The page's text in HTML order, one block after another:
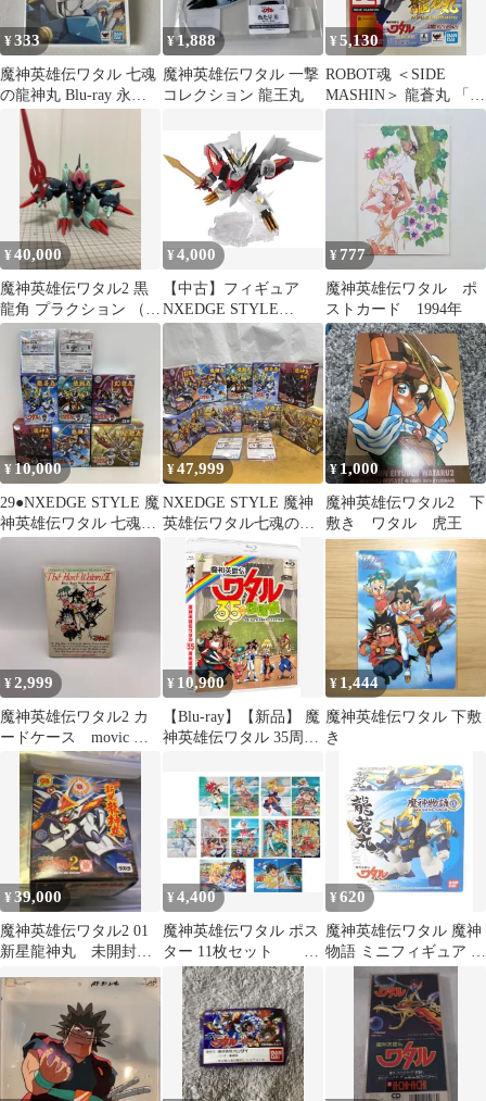
¥333
魔神英雄伝ワタル 七魂
の龍神丸 Blu-ray 永久
保存版
¥1,888
魔神英雄伝ワタル 一撃
コレクション 龍王丸
¥5,130
ROBOT魂 ＜SIDE
MASHIN＞ 龍蒼丸 「魔
神英雄伝ワタル 七魂の
龍神丸」 魂ウェブ商店
¥40,000
魔神英雄伝ワタル2 黒
龍角 プラクション （箱
無し）
¥4,000
【中古】フィギュア
NXEDGE STYLE
[MASHIN UNIT] 新星
邪虎丸 「魔神英雄伝ワ
タル2」
¥ 777
魔神英雄伝ワタル ポ
ストカード 1994年
¥ 10,000
29●NXEDGE STYLE 魔
神英雄伝ワタル 七魂の
龍神丸RI0707-10
¥47,999
NXEDGE STYLE 魔神
英雄伝ワタル七魂の龍
神丸 9点セット
¥1,000
魔神英雄伝ワタル2 下
敷き ワタル 虎王
¥2,999
魔神英雄伝ワタル2 カ
ードケース movic レ
¥ 10,900
【Blu-ray】【新品】 魔
神英雄伝ワタル 35周年
¥ 1,444
魔神英雄伝ワタル 下敷
き
¥39,000
魔神英雄伝ワタル2 01
新星龍神丸 未開封
ョン
¥4,400
魔神英雄伝ワタル ポス
ター 11枚セット
Z766
¥620
魔神英雄伝ワタル 魔神
物語 ミニフィギュア 龍